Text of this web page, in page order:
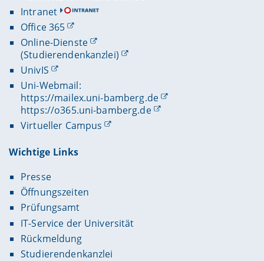
Intranet
Office 365
Online-Dienste
(Studierendenkanzlei)
UnivIS
Uni-Webmail:
https://mailex.uni-bamberg.de
https://o365.uni-bamberg.de
Virtueller Campus
Wichtige Links
Presse
Öffnungszeiten
Prüfungsamt
IT-Service der Universität
Rückmeldung
Studierendenkanzlei